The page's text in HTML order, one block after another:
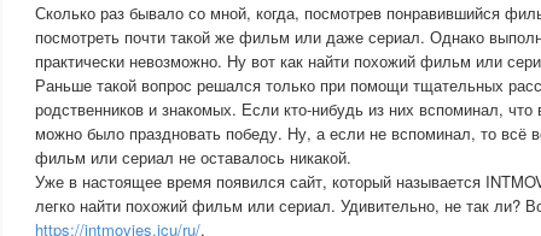
Сколько раз бывало со мной, когда, посмотрев понравившийся
посмотреть почти такой же фильм или даже сериал. Однако
практически невозможно. Ну вот как найти похожий фильм или
Раньше такой вопрос решался только при помощи тщательных
родственников и знакомых. Если кто-нибудь из них вспоминал,
можно было праздновать победу. Ну, а если не вспоминал, то всё
фильм или сериал не оставалось никакой.
Уже в настоящее время появился сайт, который называется
легко найти похожий фильм или сериал. Удивительно, не так ли?
https://intmovies.icu/ru/.